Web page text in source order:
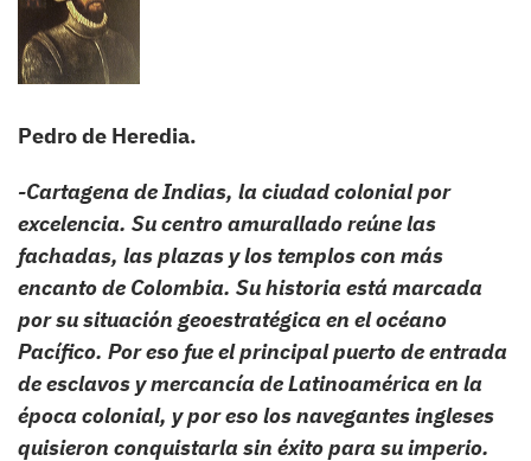
Pedro de Heredia.
-Cartagena de Indias, la ciudad colonial por
excelencia. Su centro amurallado reúne las
fachadas, las plazas y los templos con más
encanto de Colombia. Su historia está marcada
por su situación geoestratégica en el océano
Pacífico. Por eso fue el principal puerto de entrada
de esclavos y mercancía de Latinoamérica en la
época colonial, y por eso los navegantes ingleses
quisieron conquistarla sin éxito para su imperio.